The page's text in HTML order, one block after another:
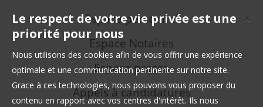
Espace personnel
Espace Notaires
Espace presse
Appels à candidatures
✕
Le respect de votre vie privée est une
priorité pour nous
Nous utilisons des cookies afin de vous offrir une expérience
optimale et une communication pertinente sur notre site.
Grace à ces technologies, nous pouvons vous proposer du
contenu en rapport avec vos centres d'intérêt. Ils nous